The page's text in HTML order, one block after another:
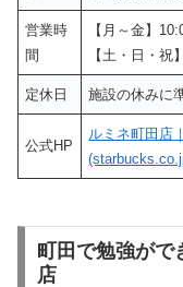
営業時
間
【月～金】
【土・日・祝
定休日 施設の休みに
公式HP
ルミネ町田店
町田で勉強が
店